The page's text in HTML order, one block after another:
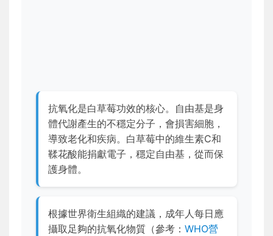
抗氧化是白草莓功效的核心。自由基是身
體代謝產生的不穩定分子，會損害細胞，
導致老化和疾病。白草莓中的維生素C和
鞣花酸能捐獻電子，穩定自由基，從而保
護身體。
根據世界衛生組織的建議，成年人每日應
攝取足夠的抗氧化物質（參考： WHO營